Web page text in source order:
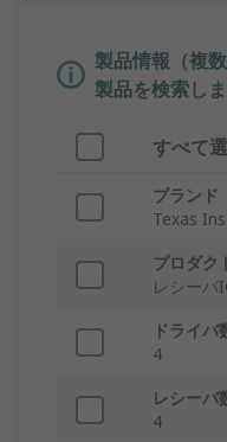
製品情報（複
製品を検索しま
すべて
ブランド
Texas
プロダク
レシーバ
ドライバ
4
レシーバ
4